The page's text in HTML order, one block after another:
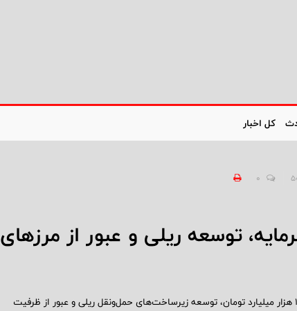
کل اخبار
0
توسعه ریلی و عبور از مرزهای
گروه فولاد مبارکه در هفته پایانی سال ۱۴۰۳، با افزایش سرمایه به ۱۵۰ هزار میلیارد تومان، توسعه زیرساخت‌های حمل‌ونقل ریلی و عبور از ظرفیت